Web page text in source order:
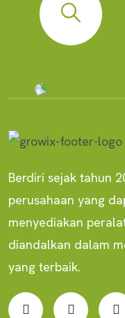
Berdiri sejak tahun
perusahaan yang
menyediakan
diandalkan dalam
yang terbaik.